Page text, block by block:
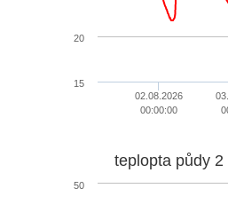
02.08.2026
00:00:00
15
20
teplopta půdy 2
50